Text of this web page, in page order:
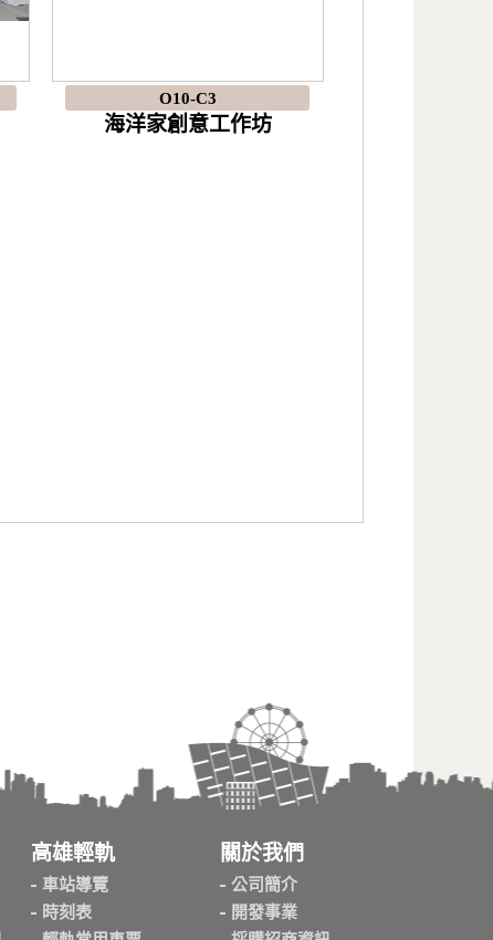
O10-C3
海洋家創意工作坊
高雄輕軌
車站導覽
時刻表
關於我們
公司簡介
開發事業